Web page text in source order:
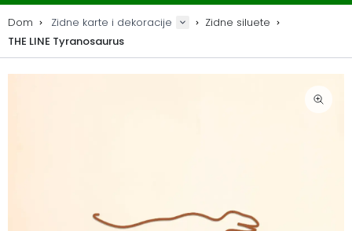
Dom Zidne karte i dekoracije
Zidne siluete
THE LINE Tyranosaurus
Traži